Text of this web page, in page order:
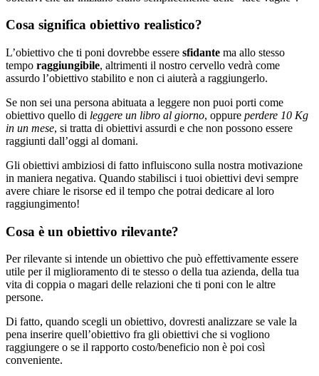
Cosa significa obiettivo realistico?
L’obiettivo che ti poni dovrebbe essere sfidante ma allo stesso
tempo raggiungibile, altrimenti il nostro cervello vedrà come
assurdo l’obiettivo stabilito e non ci aiuterà a raggiungerlo.
Se non sei una persona abituata a leggere non puoi porti come
obiettivo quello di leggere un libro al giorno, oppure perdere 10 Kg
in un mese, si tratta di obiettivi assurdi e che non possono essere
raggiunti dall’oggi al domani.
Gli obiettivi ambiziosi di fatto influiscono sulla nostra motivazione
in maniera negativa. Quando stabilisci i tuoi obiettivi devi sempre
avere chiare le risorse ed il tempo che potrai dedicare al loro
raggiungimento!
Cosa è un obiettivo rilevante?
Per rilevante si intende un obiettivo che può effettivamente essere
utile per il miglioramento di te stesso o della tua azienda, della tua
vita di coppia o magari delle relazioni che ti poni con le altre
persone.
Di fatto, quando scegli un obiettivo, dovresti analizzare se vale la
pena inserire quell’obiettivo fra gli obiettivi che si vogliono
raggiungere o se il rapporto costo/beneficio non è poi così
conveniente.